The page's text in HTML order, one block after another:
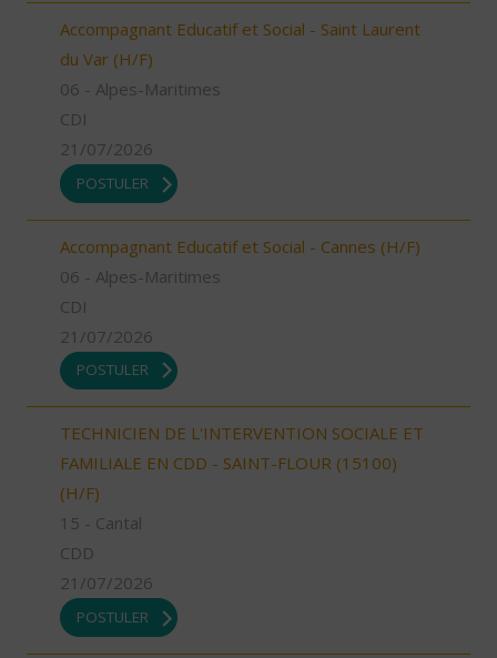
Accompagnant Educatif et Social - Saint Laurent
du Var (H/F)
06 - Alpes-Maritimes
CDI
21/07/2026
POSTULER
Accompagnant Educatif et Social - Cannes (H/F)
06 - Alpes-Maritimes
CDI
21/07/2026
POSTULER
TECHNICIEN DE L'INTERVENTION SOCIALE ET
FAMILIALE EN CDD - SAINT-FLOUR (15100)
(H/F)
15 - Cantal
CDD
21/07/2026
POSTULER